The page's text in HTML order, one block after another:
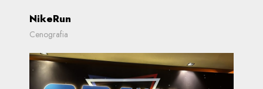
NikeRun
Cenografia